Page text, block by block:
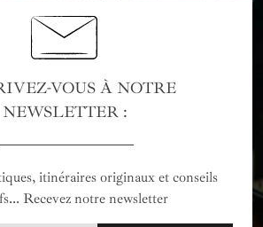
VOUS À NOTRE
NEWSLETTER :
itinéraires originaux et conseils
Recevez notre newsletter